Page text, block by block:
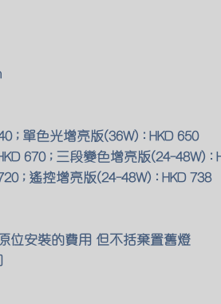
; 單色光增亮版(36W) : HKD 650
670 ; 三段變色增亮版(24-48W) :
; 遙控增亮版(24-48W) : HKD 738
位安裝的費用 但不括棄置舊燈